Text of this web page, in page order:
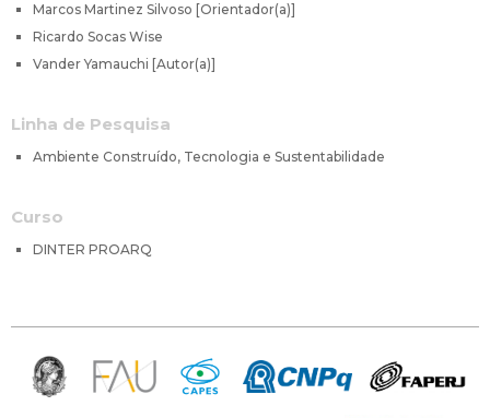
Marcos Martinez Silvoso [Orientador(a)]
Ricardo Socas Wise
Vander Yamauchi [Autor(a)]
Linha de Pesquisa
Ambiente Construído, Tecnologia e Sustentabilidade
Curso
DINTER PROARQ